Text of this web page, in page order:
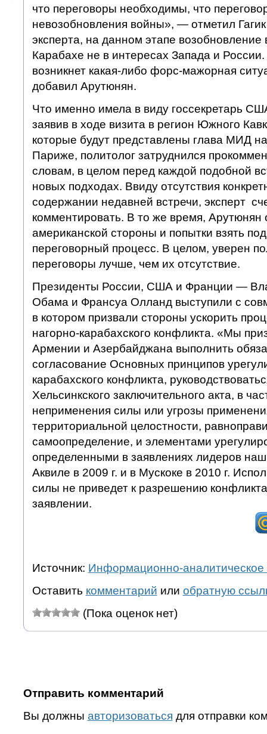
что переговоры необходимы, что
невозобновления войны», — отметил
эксперта, на данном этапе
Карабахе не в интересах Запада и
возникнет какая-либо форс-мажорная
добавил Арутюнян.
Что именно имела в виду госсекретарь
заявив в ходе визита в регион Южного
которые будут представлены глава МИД
Париже, политолог затруднился
словам, в целом перед каждой подобной
новых подходах. Ввиду отсутствия
содержании недавней встречи, эксперт
комментировать. В то же время, Арутюнян
американской стороны и попытки взять
переговорный процесс. В целом, уверен
переговоры лучше, чем их отсутствие.
Президенты России, США и Франции —
Обама и Франсуа Олланд выступили с
в котором призвали стороны ускорить
нагорно-карабахского конфликта. «Мы
Армении и Азербайджана выполнить
согласование Основных принципов
карабахского конфликта,
Хельсинкского заключительного акта, в
неприменения силы или угрозы
территориальной целостности,
самоопределение, и элементами
определенными в заявлениях лидеров
Аквиле в 2009 г. и в Мускоке в 2010 г.
силы не приведет к разрешению
заявлении.
Источник: Информационно-аналитическое
Оставить комментарий или обратную
(Пока оценок нет)
Отправить комментарий
Вы должны авторизоваться для отправки